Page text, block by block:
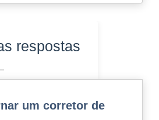
respostas
um corretor de